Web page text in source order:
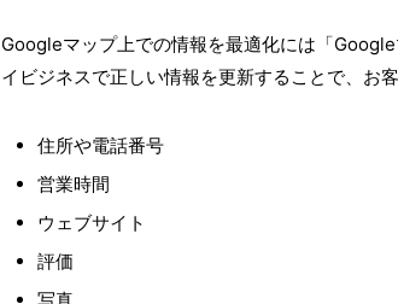
Googleマップ上での情報を最適化には「
イビジネスで正しい情報を更新することで、お
住所や電話番号
営業時間
ウェブサイト
評価
写真